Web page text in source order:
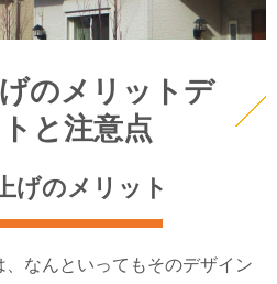
のメリットデ
と注意点
げのメリット
なんといってもそのデザイン